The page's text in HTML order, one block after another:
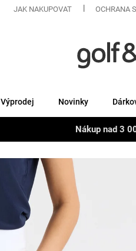
JAK NAKUPOVAT OCHRANA
Výprodej Novinky
Nákup nad 3